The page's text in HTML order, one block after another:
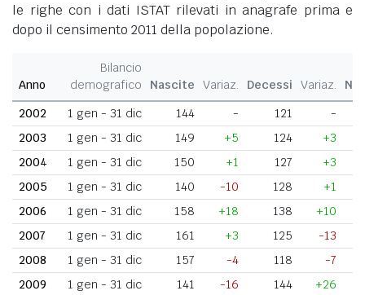
le righe con i dati ISTAT rilevati in anagrafe prima e
dopo il censimento 2011 della popolazione.
Anno
Bilancio
demografico
Nascite Variaz. Decessi Variaz.
2002
1 gen - 31 dic 144 - 121
-
2003
1 gen - 31 dic 149 +5 124
+3
2004
1 gen - 31 dic 150 +1 127
+3
2005
1 gen - 31 dic 140 -10 128
+1
2006
1 gen - 31 dic 158 +18 138
+10
2007
1 gen - 31 dic 161 +3 125
-13
2008
1 gen - 31 dic 157 -4 118
-7
2009
1 gen - 31 dic 141 -16 144
+26